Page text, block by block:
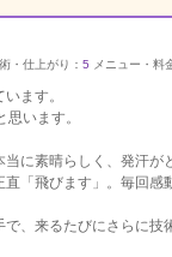
・仕上がり： 5 メニュー・料
ます。
います。
に素晴らしく、発汗が
「飛びます」。毎回感
、来るたびにさらに技